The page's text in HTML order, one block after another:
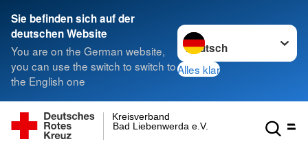
Sie befinden sich auf der
deutschen Website
You are on the German website,
you can use the switch to switch to
the English one
Sprache wechseln zu
Alles klar
Bad Liebenwerda e.V.
Kreisverband